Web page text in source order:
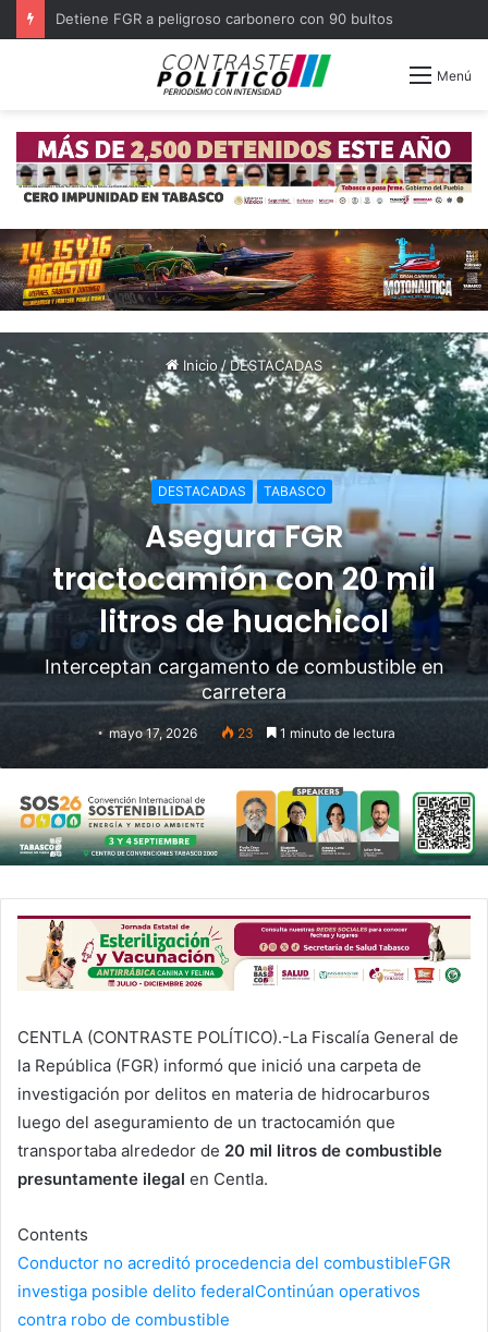
Menú
Inicio / DESTACADAS
DESTACADAS TABASCO
Asegura FGR
tractocamión con 20 mil
litros de huachicol
Interceptan cargamento de combustible en
carretera
mayo 17, 2026 23 1 minuto de lectura
CENTLA (CONTRASTE POLÍTICO).-La Fiscalía General de
la República (FGR) informó que inició una carpeta de
investigación por delitos en materia de hidrocarburos
luego del aseguramiento de un tractocamión que
transportaba alrededor de 20 mil litros de combustible
presuntamente ilegal en Centla.
Contents
Conductor no acreditó procedencia del combustibleFGR
investiga posible delito federalContinúan operativos
contra robo de combustible